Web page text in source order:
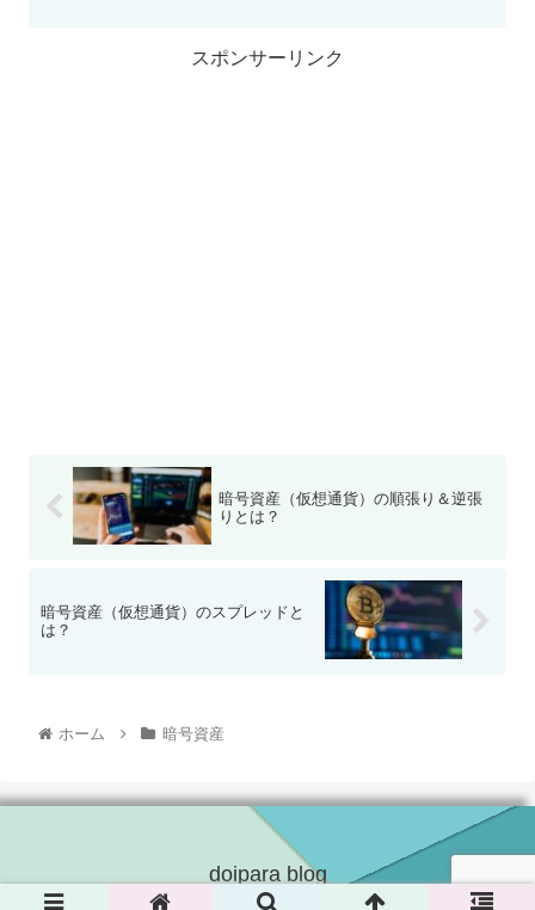
スポンサーリンク
暗号資産（仮想通貨）の順張り＆逆張
りとは？
暗号資産（仮想通貨）のスプレッドと
は？
ホーム 暗号資産
doipara blog